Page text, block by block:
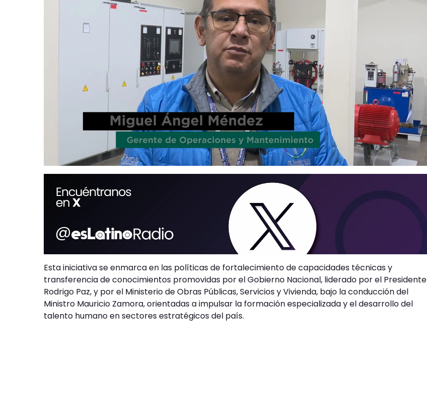
Esta iniciativa se enmarca en las políticas de fortalecimiento de capacidades técnicas y
transferencia de conocimientos promovidas por el Gobierno Nacional, liderado por el Presidente
Rodrigo Paz, y por el Ministerio de Obras Públicas, Servicios y Vivienda, bajo la conducción del
Ministro Mauricio Zamora, orientadas a impulsar la formación especializada y el desarrollo del
talento humano en sectores estratégicos del país.